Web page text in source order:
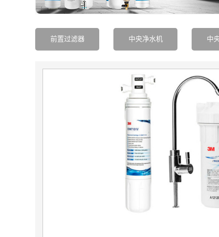
前置过滤器 中央净水机 中